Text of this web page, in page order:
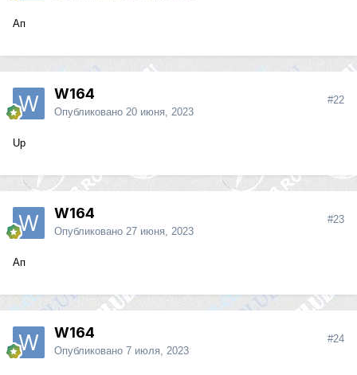
Ап
W164
Опубликовано 20 июня, 2023
#22
Up
W164
Опубликовано 27 июня, 2023
#23
Ап
W164
Опубликовано 7 июля, 2023
#24